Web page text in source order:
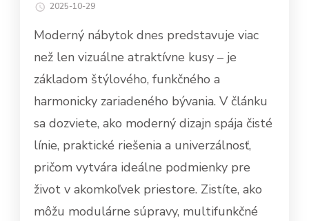
2025-10-29
Moderný nábytok dnes predstavuje viac
než len vizuálne atraktívne kusy – je
základom štýlového, funkčného a
harmonicky zariadeného bývania. V článku
sa dozviete, ako moderný dizajn spája čisté
línie, praktické riešenia a univerzálnosť,
pričom vytvára ideálne podmienky pre
život v akomkoľvek priestore. Zistíte, ako
môžu modulárne súpravy, multifunkčné